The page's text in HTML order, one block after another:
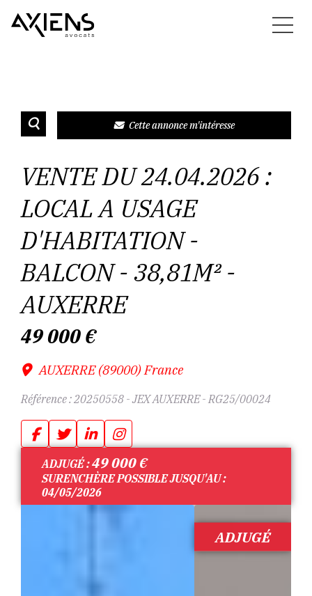
Cette annonce m'intéresse
VENTE DU 24.04.2026 :
LOCAL A USAGE
D'HABITATION -
BALCON - 38,81M² -
AUXERRE
ADJUGÉ
49 000€
AUXERRE (89000) France
ADJUGÉ :49 000€
SURENCHÈRE POSSIBLE JUSQU'AU :
04/05/2026
Référence :20250558 - JEX AUXERRE - RG25/00024